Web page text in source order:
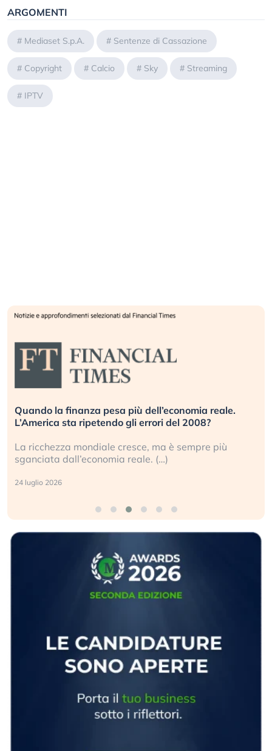
ARGOMENTI
# Mediaset S.p.A. # Sentenze di Cassazione
# Copyright # Calcio # Sky # Streaming
# IPTV
Quando la finanza pesa più dell’economia reale.
L’America sta ripetendo gli errori del 2008?
La ricchezza mondiale cresce, ma è sempre più
sganciata dall’economia reale. (…)
24 luglio 2026